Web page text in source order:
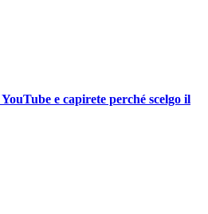
e capirete perché scelgo il